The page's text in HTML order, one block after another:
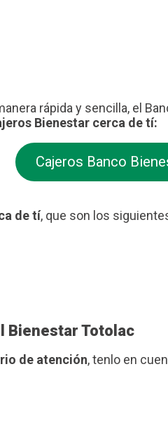
rápida y sencilla, el
Bienestar cerca de tí:
Cajeros Banco
de tí, que son los
Bienestar Totolac
de atención, tenlo en